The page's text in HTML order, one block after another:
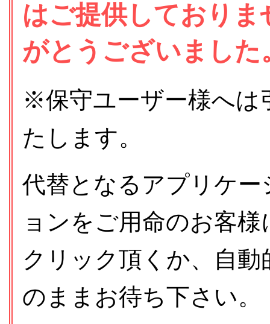
はご提供しており
がとうございました
※保守ユーザー様へは
たします。
代替となるアプリケ
ョンをご用命のお客
クリック頂くか、自
のままお待ち下さい。